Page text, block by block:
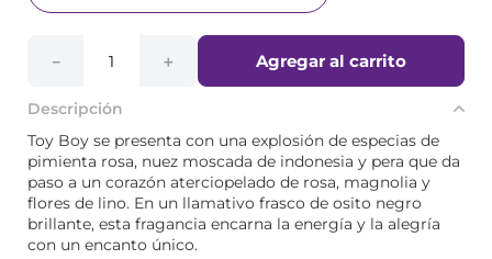
＋
－ Agregar al carrito
Descripción
Toy Boy se presenta con una explosión de especias de
pimienta rosa, nuez moscada de indonesia y pera que da
paso a un corazón aterciopelado de rosa, magnolia y
flores de lino. En un llamativo frasco de osito negro
brillante, esta fragancia encarna la energía y la alegría
con un encanto único.